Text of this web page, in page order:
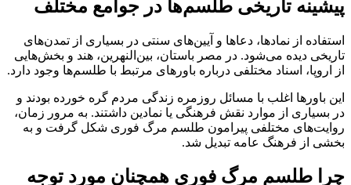
پیشینه تاریخی طلسم‌ها در جوامع مختلف
استفاده از نمادها، دعاها و آیین‌های سنتی در بسیاری از تمدن‌های
تاریخی دیده می‌شود. در مصر باستان، بین‌النهرین، هند و بخش‌هایی
از اروپا، اسناد مختلفی درباره باورهای مرتبط با طلسم‌ها وجود دارد.
این باورها اغلب با مسائل روزمره زندگی مردم گره خورده بودند و
در بسیاری از موارد نقش فرهنگی یا نمادین داشتند. به مرور زمان،
روایت‌های مختلفی پیرامون طلسم مرگ فوری شکل گرفت و به
بخشی از فرهنگ عامه تبدیل شد.
چرا طلسم مرگ فوری همچنان مورد توجه